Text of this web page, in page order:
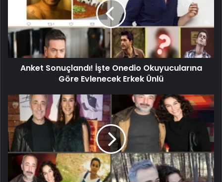
Anket Sonuçlandı! İşte Onedio Okuyucularına
Göre Evlenecek Erkek Ünlü